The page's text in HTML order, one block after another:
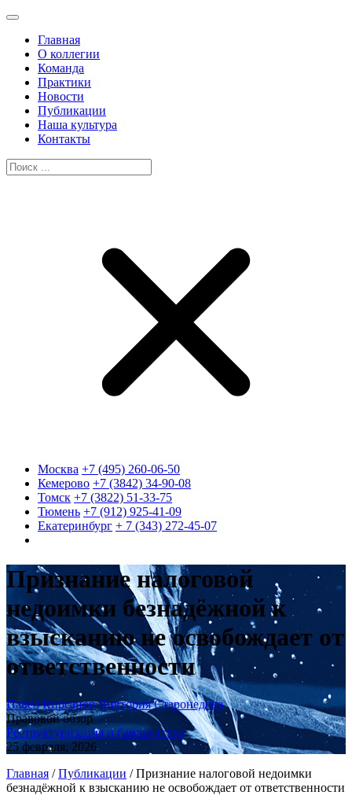
Главная
О коллегии
Команда
Практики
Новости
Публикации
Наша культура
Контакты
Москва +7 (495) 260-06-50
Кемерово +7 (3842) 34-90-08
Томск +7 (3822) 51-33-75
Тюмень +7 (912) 925-41-09
Екатеринбург + 7 (343) 272-45-07
Признание налоговой
недоимки безнадёжной к
взысканию не освобождает от
ответственности
Павел Кирсанов Виктория Старонедова
Правовой обзор
Реструктуризация и банкротство
25 февраля, 2026
Главная /Публикации /Признание налоговой недоимки
безнадёжной к взысканию не освобождает от ответственности